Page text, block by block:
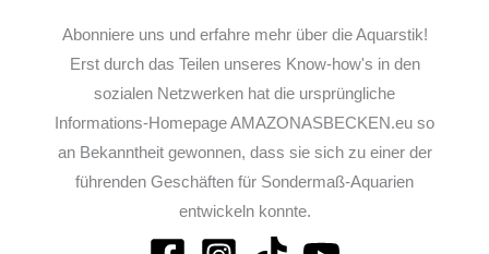
Abonniere uns und erfahre mehr über die Aquarstik!
Erst durch das Teilen unseres Know-how's in den
sozialen Netzwerken hat die ursprüngliche
Informations-Homepage AMAZONASBECKEN.eu so
an Bekanntheit gewonnen, dass sie sich zu einer der
führenden Geschäften für Sondermaß-Aquarien
entwickeln konnte.